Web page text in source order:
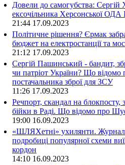
Довели до самогубства: Сергій
ексочільника Херсонської ОДА
21:44 17.09.2023
Політичне рішення? Єрмак
бюджет на електростанції та
21:12 17.09.2023
Сергій Пашинський - бандит,
чи патріот України? Що відомо
постачальника зброї для ЗСУ
11:26 17.09.2023
Речпорт, скандал на
бійки в Раді. Що відомо про
19:00 16.09.2023
«ШЛЯХетні» ухилянти.
подробиці популярної схеми
кордон
14:10 16.09.2023